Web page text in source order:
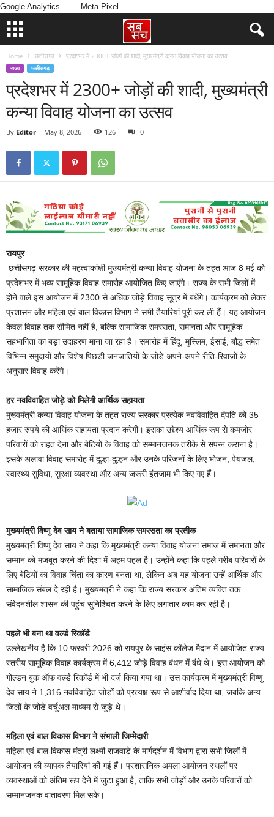
Google Analytics —— Meta Pixel
Home छत्तीसगढ़ प्रदेशभर में 2300+ जोड़ों की शादी, मुख्यमंत्री कन्या विवाह योजना का उत्सव
राज्य छत्तीसगढ़
प्रदेशभर में 2300+ जोड़ों की शादी, मुख्यमंत्री
कन्या विवाह योजना का उत्सव
By Editor - May 8, 2026 126 0
रायपुर
छत्तीसगढ़ सरकार की महत्वाकांक्षी मुख्यमंत्री कन्या विवाह योजना के तहत आज 8 मई को
प्रदेशभर में भव्य सामूहिक विवाह समारोह आयोजित किए जाएंगे। राज्य के सभी जिलों में
होने वाले इस आयोजन में 2300 से अधिक जोड़े विवाह सूत्र में बंधेंगे। कार्यक्रम को लेकर
प्रशासन और महिला एवं बाल विकास विभाग ने सभी तैयारियां पूरी कर ली हैं। यह आयोजन
केवल विवाह तक सीमित नहीं है, बल्कि सामाजिक समरसता, समानता और सामूहिक
सहभागिता का बड़ा उदाहरण माना जा रहा है। समारोह में हिंदू, मुस्लिम, ईसाई, बौद्ध समेत
विभिन्न समुदायों और विशेष पिछड़ी जनजातियों के जोड़े अपने-अपने रीति-रिवाजों के
अनुसार विवाह करेंगे।
हर नवविवाहित जोड़े को मिलेगी आर्थिक सहायता
मुख्यमंत्री कन्या विवाह योजना के तहत राज्य सरकार प्रत्येक नवविवाहित दंपति को 35
हजार रुपये की आर्थिक सहायता प्रदान करेगी। इसका उद्देश्य आर्थिक रूप से कमजोर
परिवारों को राहत देना और बेटियों के विवाह को सम्मानजनक तरीके से संपन्न कराना है।
इसके अलावा विवाह समारोह में दूल्हा-दुल्हन और उनके परिजनों के लिए भोजन, पेयजल,
स्वास्थ्य सुविधा, सुरक्षा व्यवस्था और अन्य जरूरी इंतजाम भी किए गए हैं।
मुख्यमंत्री विष्णु देव साय ने बताया सामाजिक समरसता का प्रतीक
मुख्यमंत्री विष्णु देव साय ने कहा कि मुख्यमंत्री कन्या विवाह योजना समाज में समानता और
सम्मान को मजबूत करने की दिशा में अहम पहल है। उन्होंने कहा कि पहले गरीब परिवारों के
लिए बेटियों का विवाह चिंता का कारण बनता था, लेकिन अब यह योजना उन्हें आर्थिक और
सामाजिक संबल दे रही है। मुख्यमंत्री ने कहा कि राज्य सरकार अंतिम व्यक्ति तक
संवेदनशील शासन की पहुंच सुनिश्चित करने के लिए लगातार काम कर रही है।
पहले भी बना था वर्ल्ड रिकॉर्ड
उल्लेखनीय है कि 10 फरवरी 2026 को रायपुर के साइंस कॉलेज मैदान में आयोजित राज्य
स्तरीय सामूहिक विवाह कार्यक्रम में 6,412 जोड़े विवाह बंधन में बंधे थे। इस आयोजन को
गोल्डन बुक ऑफ वर्ल्ड रिकॉर्ड में भी दर्ज किया गया था। उस कार्यक्रम में मुख्यमंत्री विष्णु
देव साय ने 1,316 नवविवाहित जोड़ों को प्रत्यक्ष रूप से आशीर्वाद दिया था, जबकि अन्य
जिलों के जोड़े वर्चुअल माध्यम से जुड़े थे।
महिला एवं बाल विकास विभाग ने संभाली जिम्मेदारी
महिला एवं बाल विकास मंत्री लक्ष्मी राजवाड़े के मार्गदर्शन में विभाग द्वारा सभी जिलों में
आयोजन की व्यापक तैयारियां की गई हैं। प्रशासनिक अमला आयोजन स्थलों पर
व्यवस्थाओं को अंतिम रूप देने में जुटा हुआ है, ताकि सभी जोड़ों और उनके परिवारों को
सम्मानजनक वातावरण मिल सके।